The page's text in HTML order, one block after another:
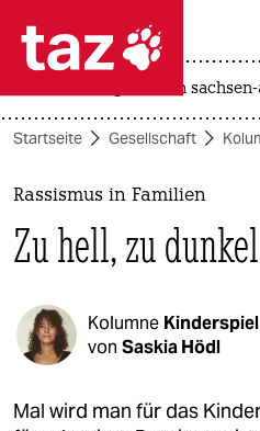
 taz zahl
taz zahl ich
themen
politik
öko
gesellschaft
kultur
landtagswahl in
Startseite Gesellschaft
Rassismus in Familien
Zu hell, zu dunkel
Kolumne Kinderspiel
von Saskia Hödl
Mal wird man für das